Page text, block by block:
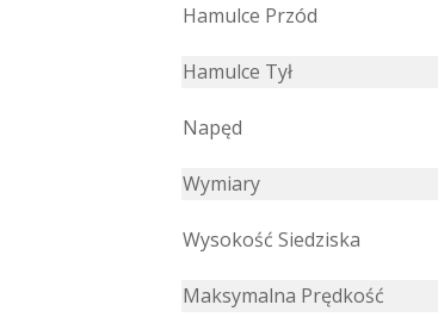
Hamulce Przód
Hamulce Tył
Napęd
Wymiary
Wysokość Siedziska
Maksymalna Prędkość